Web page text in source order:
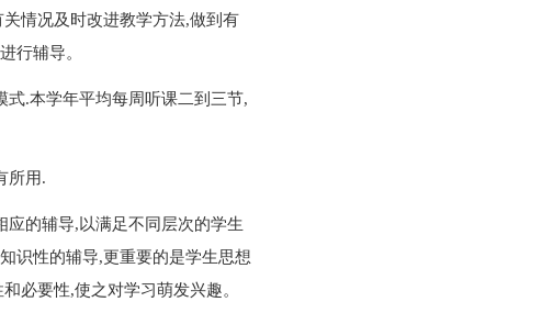
情况及时改进教学方法,做到有
行辅导。
.本学年平均每周听课二到三节,
所用.
的辅导,以满足不同层次的学生
识性的辅导,更重要的是学生思想
必要性,使之对学习萌发兴趣。